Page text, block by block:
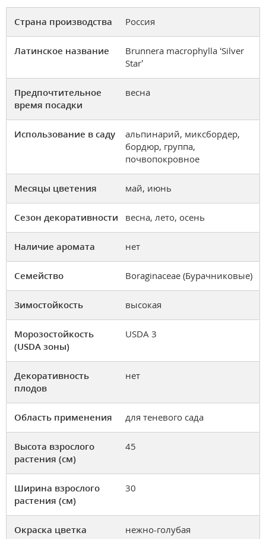
Страна производства Россия
Латинское название
Brunnera macrophylla ‘Silver
Star’
Предпочтительное
время посадки
весна
Использование в саду
альпинарий, миксбордер,
бордюр, группа,
почвопокровное
Месяцы цветения май, июнь
Сезон декоративности весна, лето, осень
Наличие аромата нет
Семейство Boraginaceae (Бурачниковые)
Зимостойкость высокая
Морозостойкость
(USDA зоны)
USDA 3
Декоративность
плодов
нет
Область применения для теневого сада
Высота взрослого
растения (см)
45
Ширина взрослого
растения (см)
30
Окраска цветка нежно-голубая